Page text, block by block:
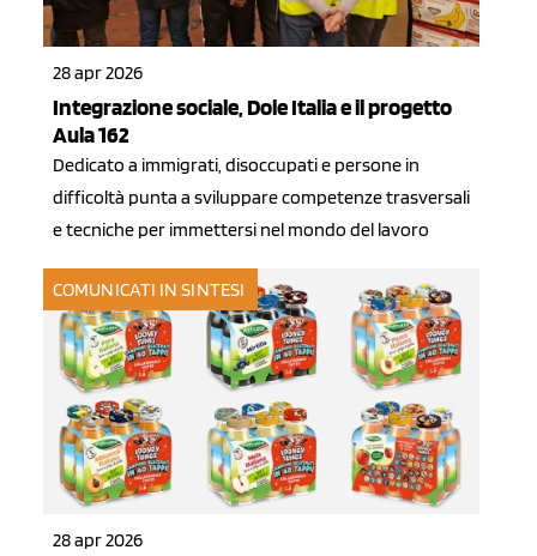
28 apr 2026
Integrazione sociale, Dole Italia e il progetto
Aula 162
Dedicato a immigrati, disoccupati e persone in
difficoltà punta a sviluppare competenze trasversali
e tecniche per immettersi nel mondo del lavoro
COMUNICATI IN SINTESI
28 apr 2026